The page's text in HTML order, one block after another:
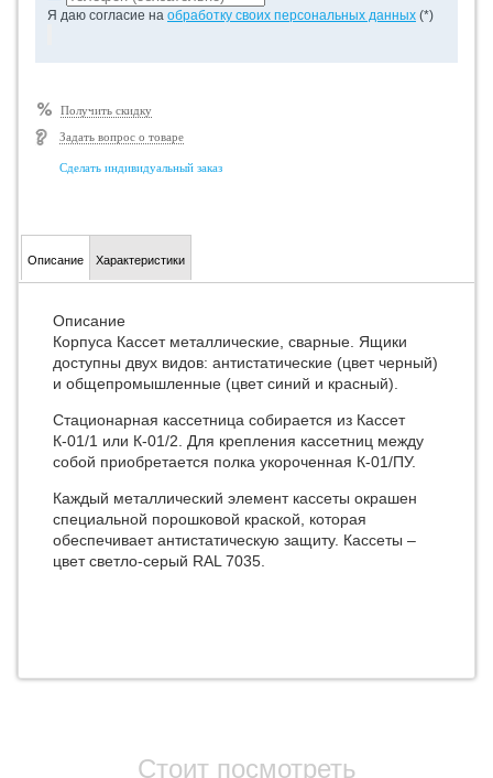
Я даю согласие на обработку своих персональных данных (*)
Получить скидку
Задать вопрос о товаре
Сделать индивидуальный заказ
Описание Характеристики
Описание
Корпуса Кассет металлические, сварные. Ящики
доступны двух видов: антистатические (цвет черный)
и общепромышленные (цвет синий и красный).
Стационарная кассетница собирается из Кассет
К-01/1 или К-01/2. Для крепления кассетниц между
собой приобретается полка укороченная К-01/ПУ.
Каждый металлический элемент кассеты окрашен
специальной порошковой краской, которая
обеспечивает антистатическую защиту. Кассеты –
цвет светло-серый RAL 7035.
Стоит посмотреть